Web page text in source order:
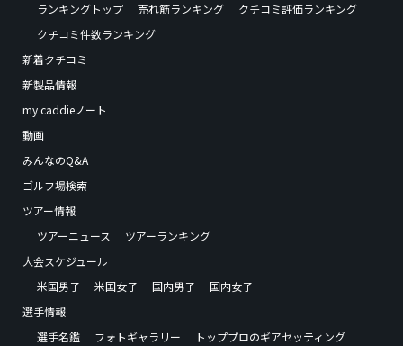
ランキングトップ
売れ筋ランキング
クチコミ評価ランキング
クチコミ件数ランキング
新着クチコミ
新製品情報
my caddieノート
動画
みんなのQ&A
ゴルフ場検索
ツアー情報
ツアーニュース
ツアーランキング
大会スケジュール
米国男子
米国女子 国内男子
国内女子
選手情報
選手名鑑
フォトギャラリー
トッププロのギアセッティング